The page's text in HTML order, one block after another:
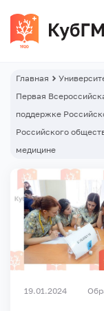
Главная
Первая
поддержке
Российского
медицине
19.01.2024